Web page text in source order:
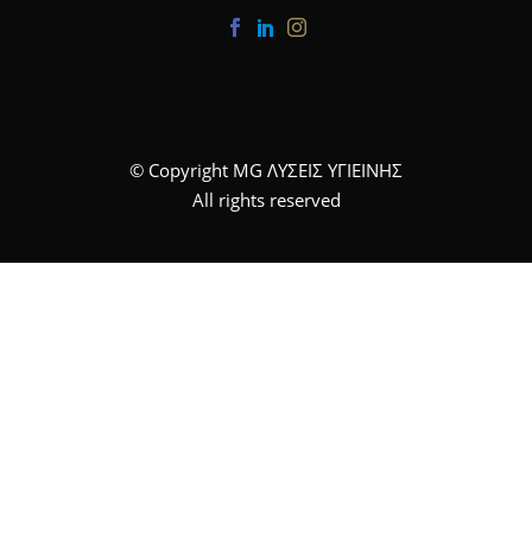
© Copyright MG ΛΥΣΕΙΣ ΥΓΙΕΙΝΗΣ
All rights reserved